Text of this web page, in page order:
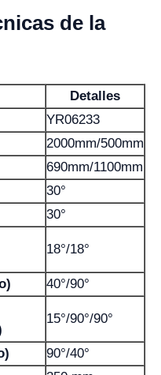
de la
Detalles
YR06233
2000mm/500mm
690mm/1100mm
30°
30°
18°/18°
40°/90°
15°/90°/90°
90°/40°